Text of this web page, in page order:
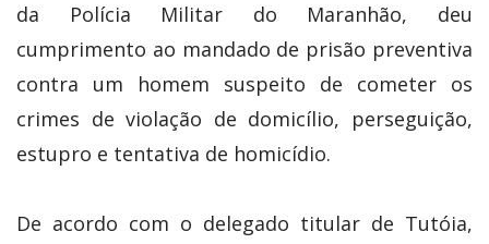
da Polícia Militar do Maranhão, deu
cumprimento ao mandado de prisão preventiva
contra um homem suspeito de cometer os
crimes de violação de domicílio, perseguição,
estupro e tentativa de homicídio.
De acordo com o delegado titular de Tutóia,